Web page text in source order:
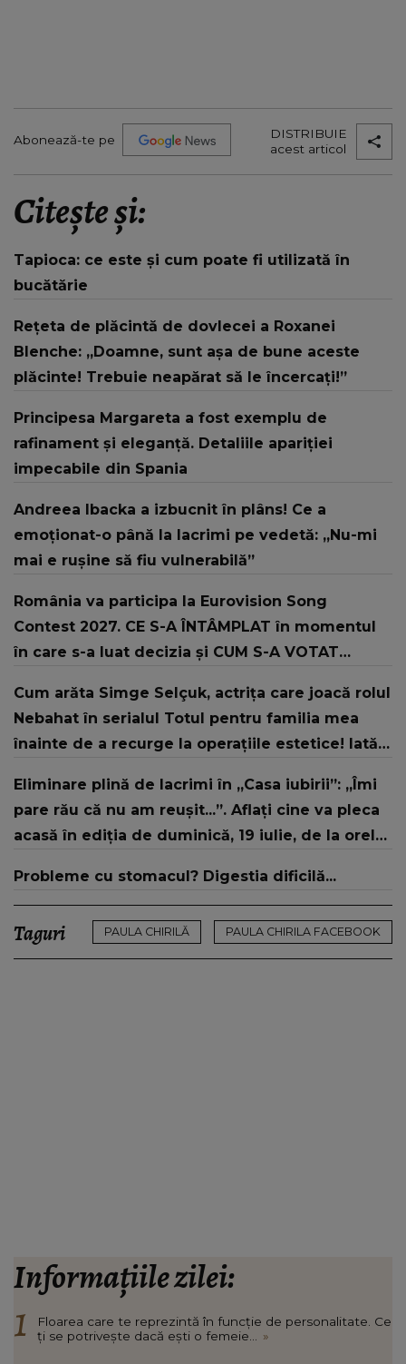
Abonează-te pe
DISTRIBUIE
acest articol
Citește și:
Tapioca: ce este și cum poate fi utilizată în
bucătărie
Rețeta de plăcintă de dovlecei a Roxanei
Blenche: „Doamne, sunt așa de bune aceste
plăcinte! Trebuie neapărat să le încercați!”
Principesa Margareta a fost exemplu de
rafinament și eleganță. Detaliile apariției
impecabile din Spania
Andreea Ibacka a izbucnit în plâns! Ce a
emoționat-o până la lacrimi pe vedetă: „Nu-mi
mai e rușine să fiu vulnerabilă”
România va participa la Eurovision Song
Contest 2027. CE S-A ÎNTÂMPLAT în momentul
în care s-a luat decizia și CUM S-A VOTAT
strategic de..."
Cum arăta Simge Selçuk, actrița care joacă rolul
Nebahat în serialul Totul pentru familia mea
înainte de a recurge la operațiile estetice! Iată
„Tinerețe rebelă”
Eliminare plină de lacrimi în „Casa iubirii”: „Îmi
pare rău că nu am reușit...”. Aflați cine va pleca
acasă în ediția de duminică, 19 iulie, de la orele
Probleme cu stomacul? Digestia dificilă...
Taguri PAULA CHIRILĂ PAULA CHIRILA FACEBOOK
Informațiile zilei:
Floarea care te reprezintă în funcție de personalitate. Ce
ți se potrivește dacă ești o femeie... »